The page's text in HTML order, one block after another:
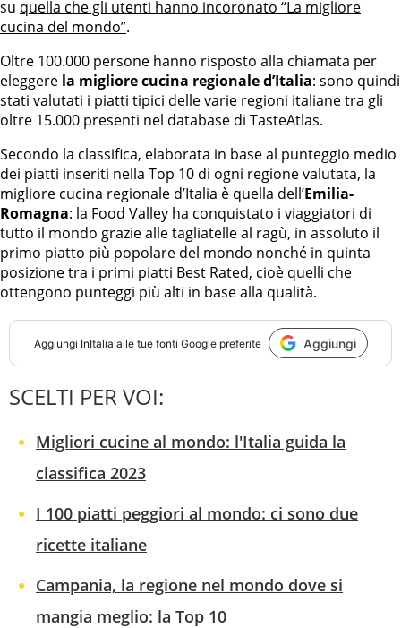
su quella che gli utenti hanno incoronato “La migliore
cucina del mondo”.
Oltre 100.000 persone hanno risposto alla chiamata per
eleggere la migliore cucina regionale d’Italia: sono quindi
stati valutati i piatti tipici delle varie regioni italiane tra gli
oltre 15.000 presenti nel database di TasteAtlas.
Secondo la classifica, elaborata in base al punteggio medio
dei piatti inseriti nella Top 10 di ogni regione valutata, la
migliore cucina regionale d’Italia è quella dell’Emilia-
Romagna: la Food Valley ha conquistato i viaggiatori di
tutto il mondo grazie alle tagliatelle al ragù, in assoluto il
primo piatto più popolare del mondo nonché in quinta
posizione tra i primi piatti Best Rated, cioè quelli che
ottengono punteggi più alti in base alla qualità.
Aggiungi InItalia alle tue fonti Google preferite Aggiungi
SCELTI PER VOI:
Migliori cucine al mondo: l'Italia guida la
classifica 2023
I 100 piatti peggiori al mondo: ci sono due
ricette italiane
Campania, la regione nel mondo dove si
mangia meglio: la Top 10